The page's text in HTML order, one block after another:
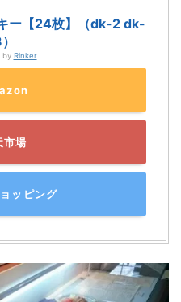
ー【24枚】（dk-2 dk-
by Rinker
市場
ッピング